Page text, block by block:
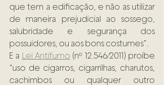
que tem a edificação, e não as utilizar
de maneira prejudicial ao sossego,
salubridade e segurança dos
possuidores, ou aos bons costumes”.
E a Lei Antifumo (nº 12.546/2011) proíbe
“uso de cigarros, cigarrilhas, charutos,
cachimbos ou qualquer outro